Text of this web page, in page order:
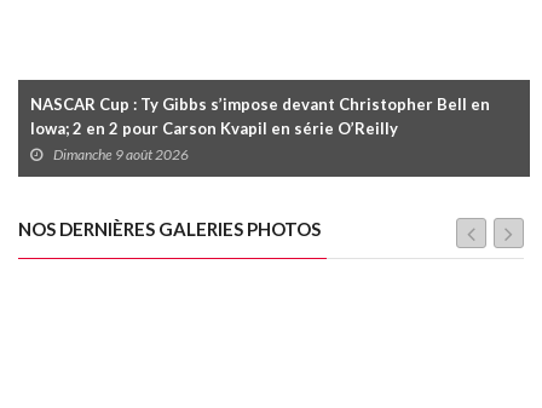
NASCAR Cup : Ty Gibbs s’impose devant Christopher Bell en
Iowa; 2 en 2 pour Carson Kvapil en série O’Reilly
Dimanche 9 août 2026
NOS DERNIÈRES GALERIES PHOTOS